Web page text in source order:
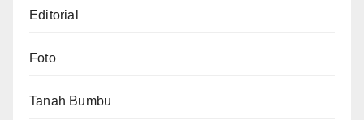
Editorial
Foto
Tanah Bumbu